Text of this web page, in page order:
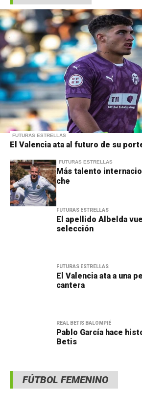
FUTURAS ESTRELLAS
El Valencia ata al futuro de su
FUTURAS ESTRELLAS
Más talento
che
FUTURAS ESTRELLAS
El apellido Albelda
selección
FUTURAS ESTRELLAS
El Valencia ata a una
cantera
REAL BETIS BALOMPIÉ
Pablo García hace
Betis
FÚTBOL FEMENINO